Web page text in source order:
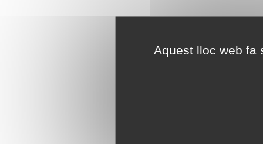
Aquest lloc web fa